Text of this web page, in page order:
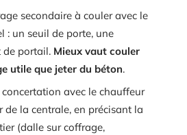
secondaire à couler avec le
: un seuil de porte, une
de portail. Mieux vaut couler
utile que jeter du béton.
avec le chauffeur
de la centrale, en précisant la
(dalle sur coffrage,